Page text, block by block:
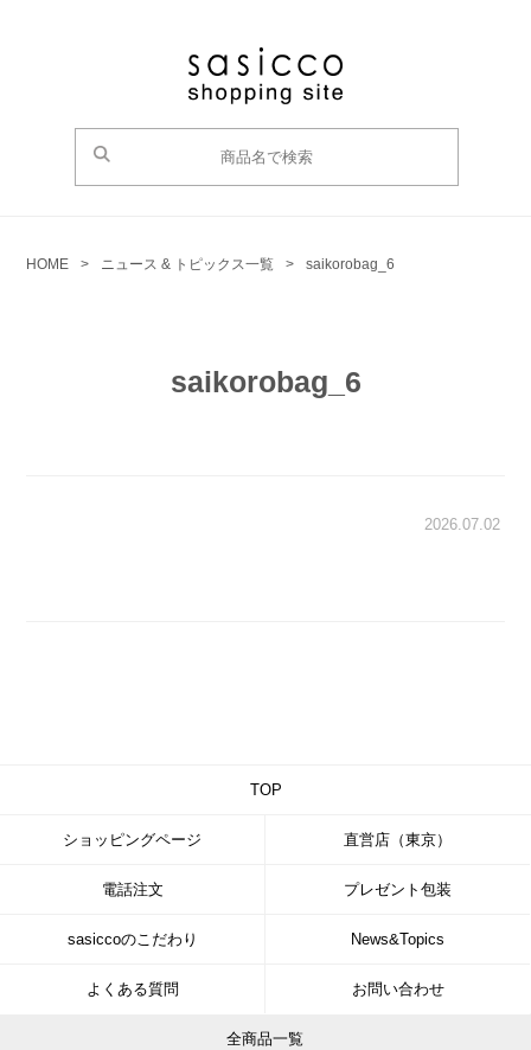
HOME > ニュース & トピックス一覧 > saikorobag_6
saikorobag_6
2026.07.02
TOP
ショッピングページ 直営店（東京）
電話注文 プレゼント包装
sasiccoのこだわり News&Topics
よくある質問 お問い合わせ
全商品一覧